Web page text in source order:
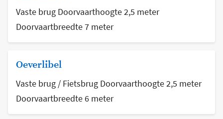
Vaste brug Doorvaarthoogte 2,5 meter
Doorvaartbreedte 7 meter
Oeverlibel
Vaste brug / Fietsbrug Doorvaarthoogte 2,5 meter
Doorvaartbreedte 6 meter